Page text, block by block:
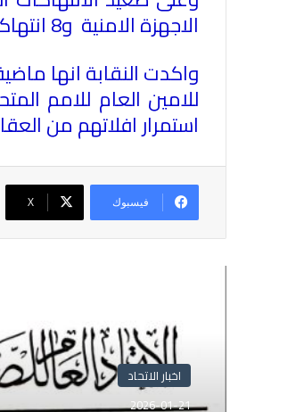
الاجهزة الامنية و8 انتهاكات من قبل الامن التابع لحركة حماس في قطاع غزة
واكدت النقابة انها
للامين العام للامم
استمرار افلاتهم من
فيسبوك X
اخبار الاتحاد
اخبار الاتحاد